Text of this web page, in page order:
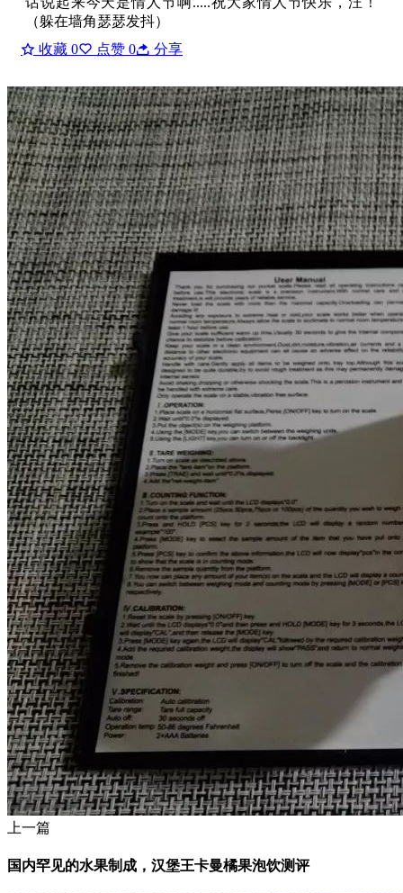
（躲在墙角瑟瑟发抖）
收藏 0 点赞 0 分享
上一篇
国内罕见的水果制成，汉堡王卡曼橘果泡饮测评